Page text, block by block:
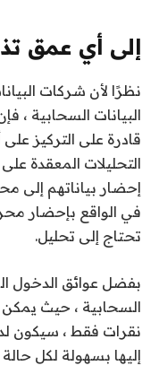
إلى أي عمق
نظرًا لأن شركات
البيانات السحابية ،
قادرة على التركيز
التحليلات المعقدة
إحضار بياناتهم إلى
في الواقع بإحضار
تحتاج إلى تحليل.
بفضل عوائق الدخول
السحابية ، حيث
نقرات فقط ، سيكون
إليها بسهولة لكل